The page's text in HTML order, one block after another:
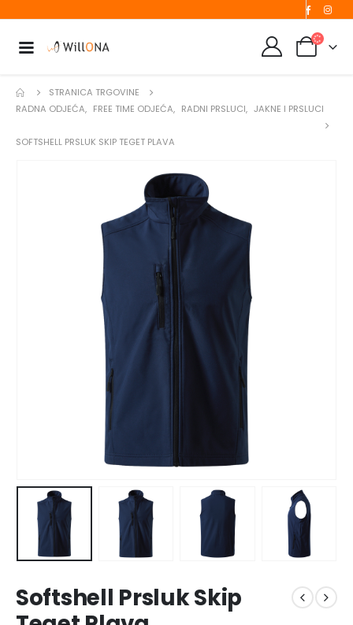
STRANICA TRGOVINE
RADNA ODJEĆA, FREE TIME ODJEĆA, RADNI PRSLUCI, JAKNE I PRSLUCI
SOFTSHELL PRSLUK SKIP TEGET PLAVA
Softshell Prsluk Skip